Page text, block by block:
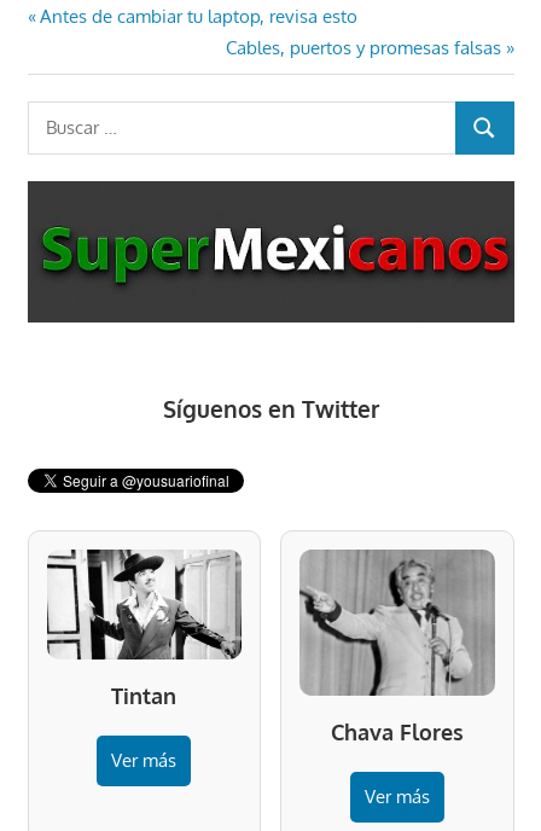
Navegación
de
entradas
Entrada
Antes de cambiar tu laptop, revisa esto
Entrada
siguiente:
Cables, puertos y promesas falsas
Buscar:
BUSCAR
Síguenos en Twitter
Tintan
Ver más
Chava Flores
Ver más